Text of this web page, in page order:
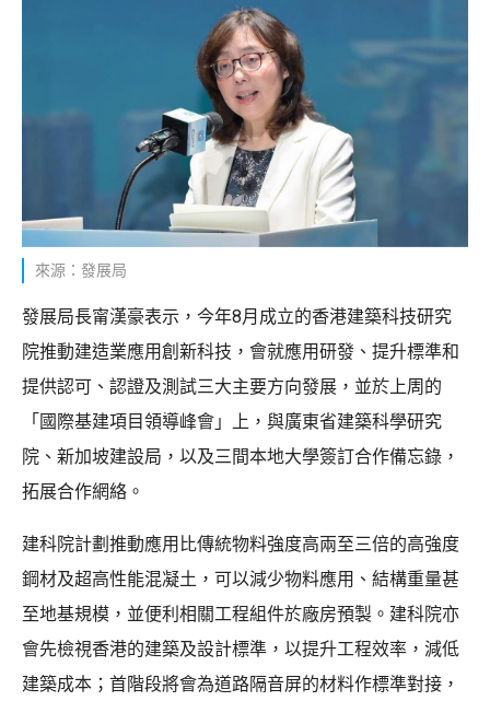
來源：發展局
發展局長甯漢豪表示，今年8月成立的香港建築科技研究
院推動建造業應用創新科技，會就應用研發、提升標準和
提供認可、認證及測試三大主要方向發展，並於上周的
「國際基建項目領導峰會」上，與廣東省建築科學研究
院、新加坡建設局，以及三間本地大學簽訂合作備忘錄，
拓展合作網絡。
建科院計劃推動應用比傳統物料強度高兩至三倍的高強度
鋼材及超高性能混凝土，可以減少物料應用、結構重量甚
至地基規模，並便利相關工程組件於廠房預製。建科院亦
會先檢視香港的建築及設計標準，以提升工程效率，減低
建築成本；首階段將會為道路隔音屏的材料作標準對接，